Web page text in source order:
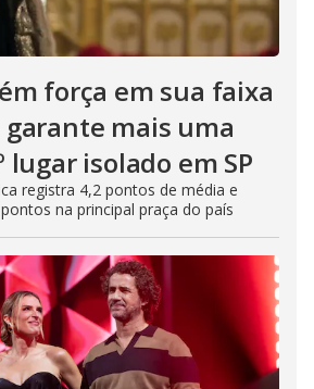
força em sua faixa
mais uma
lugar isolado em SP
registra 4,2 pontos de média e
na principal praça do país